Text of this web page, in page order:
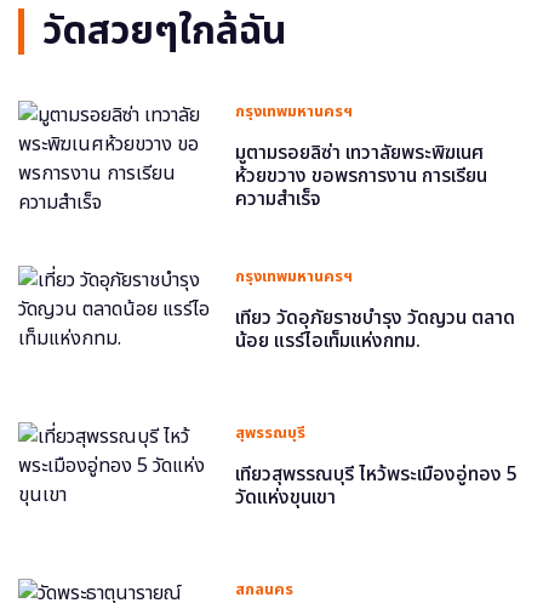
วัดสวยๆใกล้ฉัน
กรุงเทพมหานครฯ
มูตามรอยลิซ่า เทวาลัยพระพิฆเนศ
ห้วยขวาง ขอพรการงาน การเรียน
ความสำเร็จ
กรุงเทพมหานครฯ
เที่ยว วัดอุภัยราชบำรุง วัดญวน ตลาด
น้อย แรร์ไอเท็มแห่งกทม.
สุพรรณบุรี
เที่ยวสุพรรณบุรี ไหว้พระเมืองอู่ทอง 5
วัดแห่งขุนเขา
สกลนคร